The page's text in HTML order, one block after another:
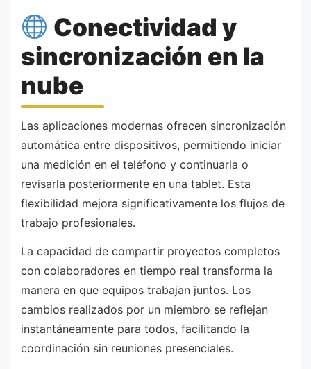
Conectividad y
sincronización en la
nube
Las aplicaciones modernas ofrecen sincronización
automática entre dispositivos, permitiendo iniciar
una medición en el teléfono y continuarla o
revisarla posteriormente en una tablet. Esta
flexibilidad mejora significativamente los flujos de
trabajo profesionales.
La capacidad de compartir proyectos completos
con colaboradores en tiempo real transforma la
manera en que equipos trabajan juntos. Los
cambios realizados por un miembro se reflejan
instantáneamente para todos, facilitando la
coordinación sin reuniones presenciales.